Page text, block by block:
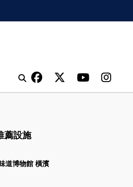
薦設施
道博物館 橫濱